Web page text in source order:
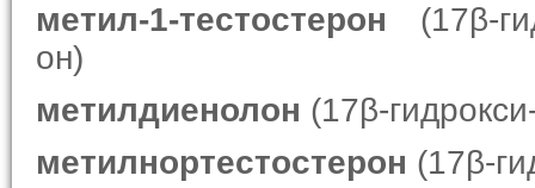
метил-1-тестостерон (17β-
он)
метилдиенолон (17β-
метилнортестостерон (17β-